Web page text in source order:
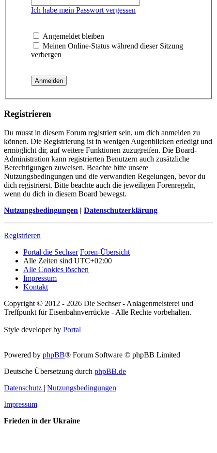
Ich habe mein Passwort vergessen
Angemeldet bleiben
Meinen Online-Status während dieser Sitzung
verbergen
Registrieren
Du musst in diesem Forum registriert sein, um dich anmelden zu
können. Die Registrierung ist in wenigen Augenblicken erledigt und
ermöglicht dir, auf weitere Funktionen zuzugreifen. Die Board-
Administration kann registrierten Benutzern auch zusätzliche
Berechtigungen zuweisen. Beachte bitte unsere
Nutzungsbedingungen und die verwandten Regelungen, bevor du
dich registrierst. Bitte beachte auch die jeweiligen Forenregeln,
wenn du dich in diesem Board bewegst.
Nutzungsbedingungen | Datenschutzerklärung
Registrieren
Portal die Sechser Foren-Übersicht
Alle Zeiten sind UTC+02:00
Alle Cookies löschen
Impressum
Kontakt
Copyright © 2012 - 2026 Die Sechser - Anlagenmeisterei und
Treffpunkt für Eisenbahnverrückte - Alle Rechte vorbehalten.
Style developer by Portal
Powered by phpBB® Forum Software © phpBB Limited
Deutsche Übersetzung durch phpBB.de
Datenschutz | Nutzungsbedingungen
Impressum
Frieden in der Ukraine